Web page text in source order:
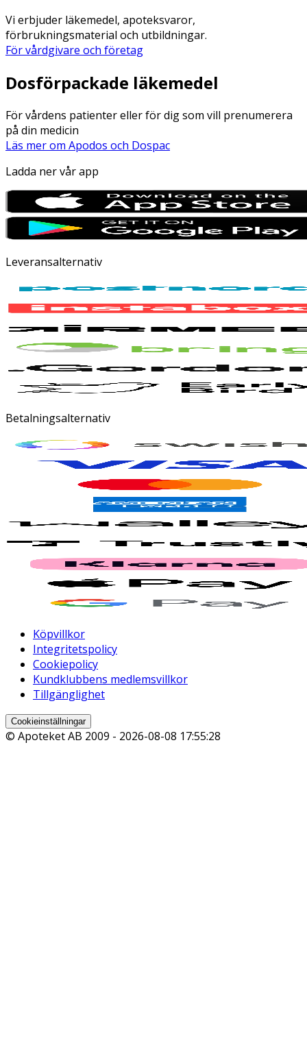
Vi erbjuder läkemedel, apoteksvaror,
förbrukningsmaterial och utbildningar.
För vårdgivare och företag
Dosförpackade läkemedel
För vårdens patienter eller för dig som vill prenumerera
på din medicin
Läs mer om Apodos och Dospac
Ladda ner vår app
Leveransalternativ
Betalningsalternativ
Köpvillkor
Integritetspolicy
Cookiepolicy
Kundklubbens medlemsvillkor
Tillgänglighet
Cookieinställningar
© Apoteket AB 2009 - 2026-08-08 17:55:28